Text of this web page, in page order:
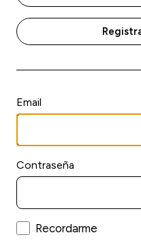
Email
Contraseña
Recordarme